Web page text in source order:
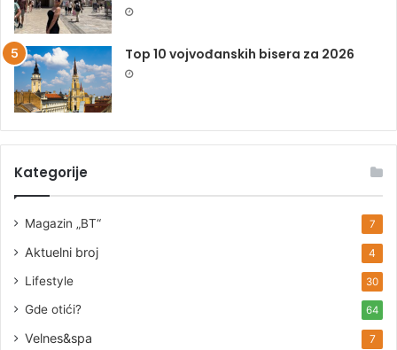
Top 10 vojvođanskih bisera za 2026
Kategorije
Magazin „BT“ 7
Aktuelni broj 4
Lifestyle 30
Gde otići? 64
Velnes&spa 7